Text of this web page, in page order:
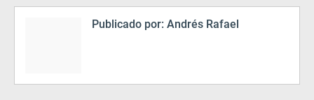
Publicado por: Andrés Rafael